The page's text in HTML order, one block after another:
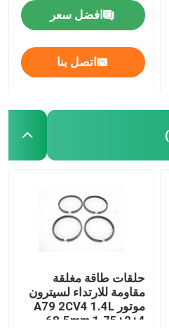
افضل سعر
اتصل بنا
حلقات طاقة مغلقة
مقاومة للارتداء لسيترون
موتور A79 2CV4 1.4L
68.5mm 1.75+2+4